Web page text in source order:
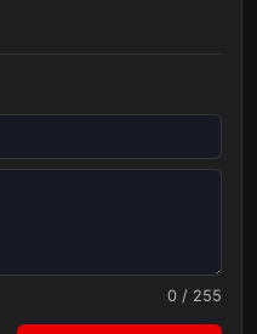
0 / 255